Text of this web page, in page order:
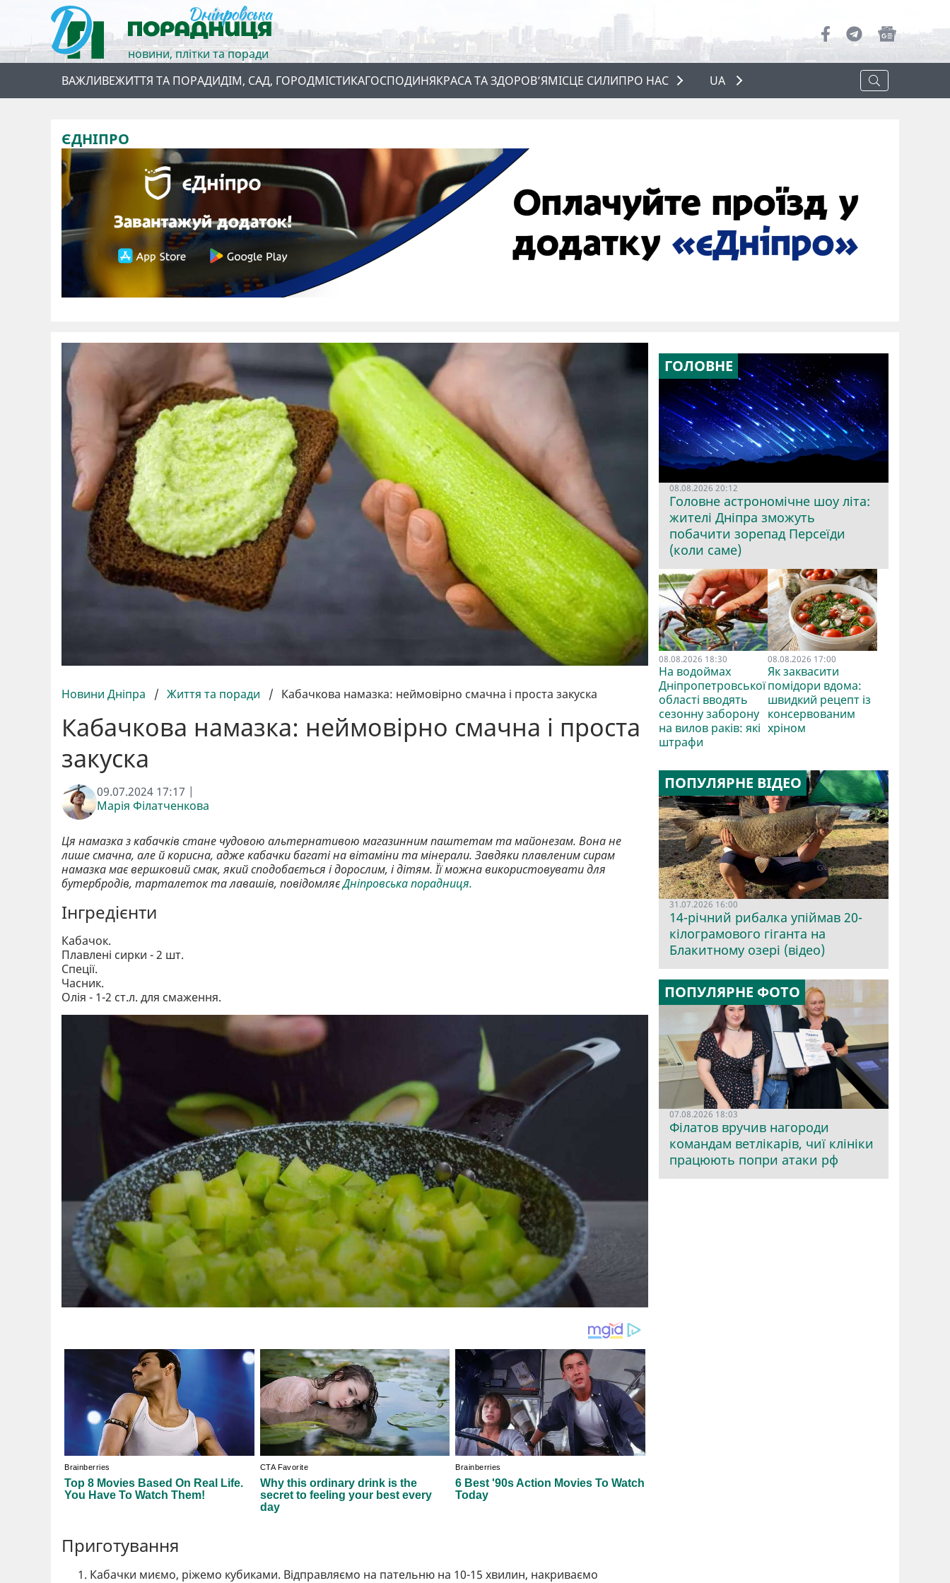
новини, плітки та поради
ВАЖЛИВЕЖИТТЯ ТА ПОРАДИДІМ, САД, ГОРОДМІСТИКАГОСПОДИНЯКРАСА ТА ЗДОРОВ’ЯМІСЦЕ СИЛИПРО НАС
UA
ЄДНІПРО
Новини Дніпра / Життя та поради / Кабачкова намазка: неймовірно смачна і проста закуска
Кабачкова намазка: неймовірно смачна і проста
закуска
09.07.2024 17:17 |
Марія Філатченкова
Ця намазка з кабачків стане чудовою альтернативою магазинним паштетам та майонезам. Вона не
лише смачна, але й корисна, адже кабачки багаті на вітаміни та мінерали. Завдяки плавленим сирам
намазка має вершковий смак, який сподобається і дорослим, і дітям. Її можна використовувати для
бутербродів, тарталеток та лавашів, повідомляєДніпровська порадниця.
Інгредієнти
Кабачок.
Плавлені сирки - 2 шт.
Спеції.
Часник.
Олія - 1-2 ст.л. для смаження.
Приготування
Кабачки миємо, ріжемо кубиками. Відправляємо на пательню на 10-15 хвилин, накриваємо
ГОЛОВНЕ
08.08.2026 20:12
Головне астрономічне шоу літа:
жителі Дніпра зможуть
побачити зорепад Персеїди
(коли саме)
08.08.2026 18:30
На водоймах
Дніпропетровської
області вводять
сезонну заборону
на вилов раків: які
штрафи
08.08.2026 17:00
Як заквасити
помідори вдома:
швидкий рецепт із
консервованим
хріном
ПОПУЛЯРНЕ ВІДЕО
31.07.2026 16:00
14-річний рибалка упіймав 20-
кілограмового гіганта на
Блакитному озері (відео)
ПОПУЛЯРНЕ ФОТО
07.08.2026 18:03
Філатов вручив нагороди
командам ветлікарів, чиї клініки
працюють попри атаки рф